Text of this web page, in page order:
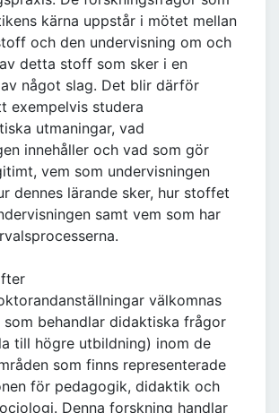
kärna uppstår i mötet mellan
och den undervisning om och
detta stoff som sker i en
något slag. Det blir därför
exempelvis studera
utmaningar, vad
innehåller och vad som gör
vem som undervisningen
dennes lärande sker, hur stoffet
samt vem som har
välkomnas
som behandlar didaktiska frågor
till högre utbildning) inom de
som finns representerade
för pedagogik, didaktik och
Denna forskning handlar